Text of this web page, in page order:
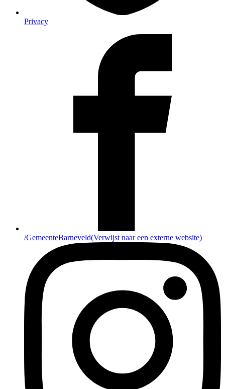
Privacy
/GemeenteBarneveld(Verwijst naar een externe website)